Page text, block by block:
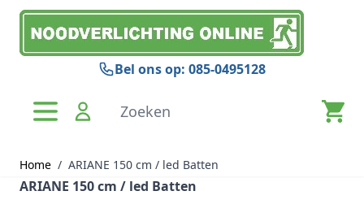
Ga naar de inhoud
Bel ons op: 085-0495128
Zoeken
Home / ARIANE 150 cm / led Batten
ARIANE 150 cm / led Batten